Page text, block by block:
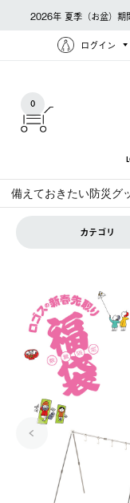
2026年 夏季（お盆）期
ログイン
0
カテゴリ